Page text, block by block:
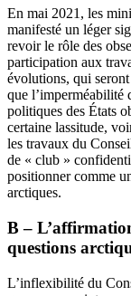
En mai 2021, les
manifesté un léger
revoir le rôle des
participation aux
évolutions, qui
que l’imperméabilité
politiques des États
certaine lassitude,
les travaux du
de « club »
positionner comme
arctiques.
B –
questions
L’inflexibilité du